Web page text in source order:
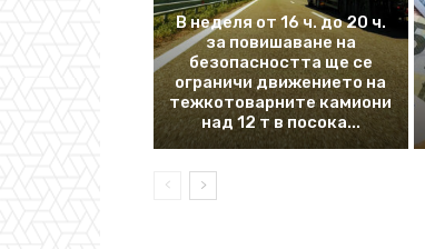
В неделя от 16 ч. до 20 ч.
за повишаване на
безопасността ще се
ограничи движението на
тежкотоварните камиони
над 12 т в посока...